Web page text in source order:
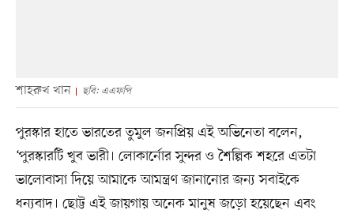
শাহরুখ খান ছবি: এএফপি
পুরস্কার হাতে ভারতের তুমুল জনপ্রিয় এই অভিনেতা বলেন,
‘পুরস্কারটি খুব ভারী। লোকার্নোর সুন্দর ও শৈল্পিক শহরে এতটা
ভালোবাসা দিয়ে আমাকে আমন্ত্রণ জানানোর জন্য সবাইকে
ধন্যবাদ। ছোট্ট এই জায়গায় অনেক মানুষ জড়ো হয়েছেন এবং